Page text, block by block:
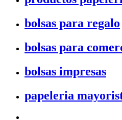
bolsas para regalo
bolsas para
bolsas impresas
papeleria